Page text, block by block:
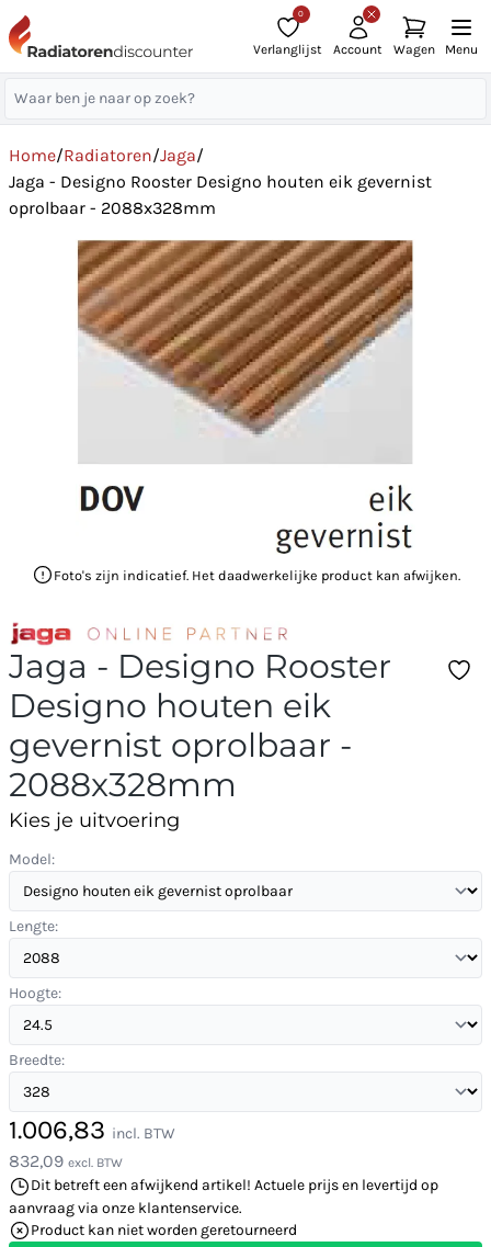
0
Verlanglijst Account Wagen Menu
Home/Radiatoren/Jaga/
Jaga - Designo Rooster Designo houten eik gevernist
oprolbaar - 2088x328mm
Foto's zijn indicatief. Het daadwerkelijke product kan afwijken.
Jaga - Designo Rooster
Designo houten eik
gevernist oprolbaar -
2088x328mm
Kies je uitvoering
Model:
Lengte:
Hoogte:
Breedte:
1.006,83 incl. BTW
832,09 excl. BTW
Dit betreft een afwijkend artikel! Actuele prijs en levertijd op
aanvraag via onze klantenservice.
Product kan niet worden geretourneerd